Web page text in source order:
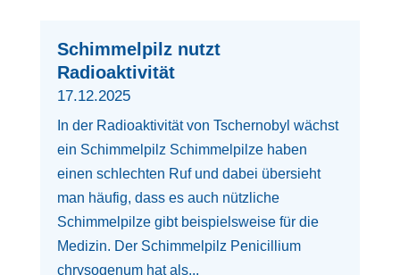
Schimmelpilz nutzt
Radioaktivität
17.12.2025
In der Radioaktivität von Tschernobyl wächst
ein Schimmelpilz Schimmelpilze haben
einen schlechten Ruf und dabei übersieht
man häufig, dass es auch nützliche
Schimmelpilze gibt beispielsweise für die
Medizin. Der Schimmelpilz Penicillium
chrysogenum hat als...